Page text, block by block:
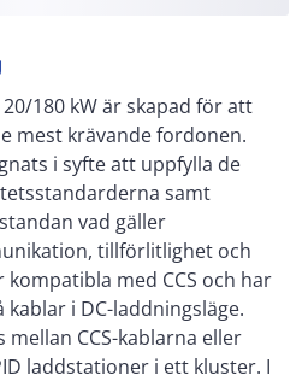
180 kW är skapad för att
mest krävande fordonen.
i syfte att uppfylla de
samt
vad gäller
tillförlitlighet och
med CCS och har
i DC-laddningsläge.
CCS-kablarna eller
laddstationer i ett kluster. I